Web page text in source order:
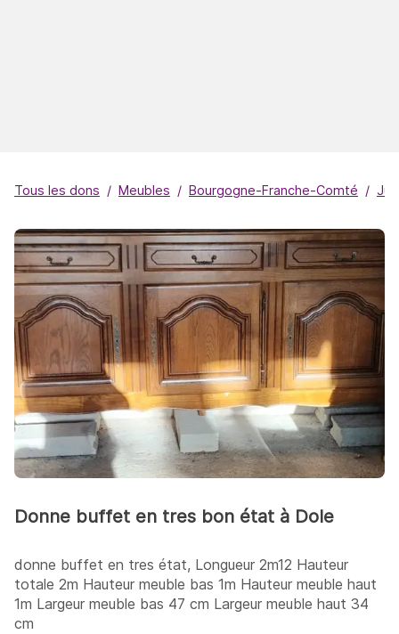
Tous les dons Meubles Bourgogne-Franche-Comté
Donne buffet en tres bon état à Dole
donne buffet en tres état, Longueur 2m12 Hauteur
totale 2m Hauteur meuble bas 1m Hauteur meuble haut
1m Largeur meuble bas 47 cm Largeur meuble haut 34
cm